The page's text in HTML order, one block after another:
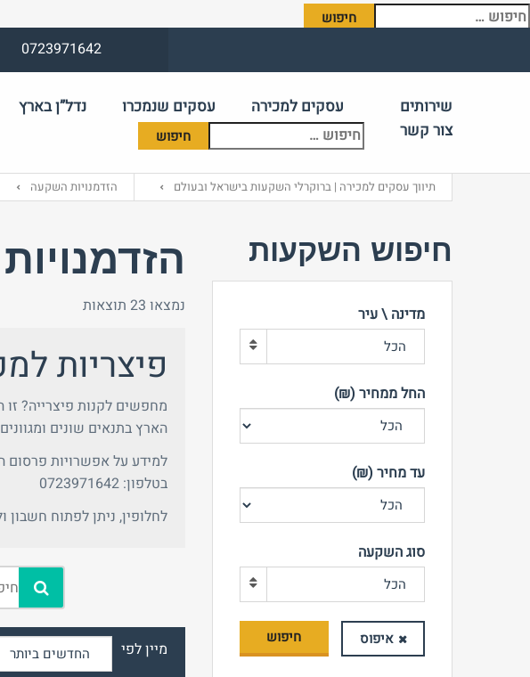
חיפוש:
0723971642
שירותים עסקים למכירה עסקים שנמכרו נדל”ן בארץ
צור קשר
תיווך עסקים למכירה | ברוקרלי השקעות בישראל ובעולם הזדמנויות השקעה
נמצאו 23 תוצאות
פיצריות
מחפשים לקנות פיצרייה?
הארץ בתנאים שונים
בטלפון: 0723971642
לחלופין, ניתן לפתוח
מיין לפי
חיפוש השקעות
מדינה \ עיר
הכל
החל ממחיר (₪)
עד מחיר (₪)
סוג השקעה
הכל
איפוס חיפוש